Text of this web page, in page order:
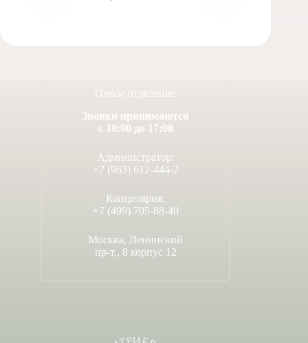
Очное отделение
Звонки принимаются
с 10:00 до 17:00
Администратор:
+7 (963) 612-444-2
Канцелярия:
+7 (499) 705-88-40
Москва, Ленинский
пр-т., 8 корпус 12